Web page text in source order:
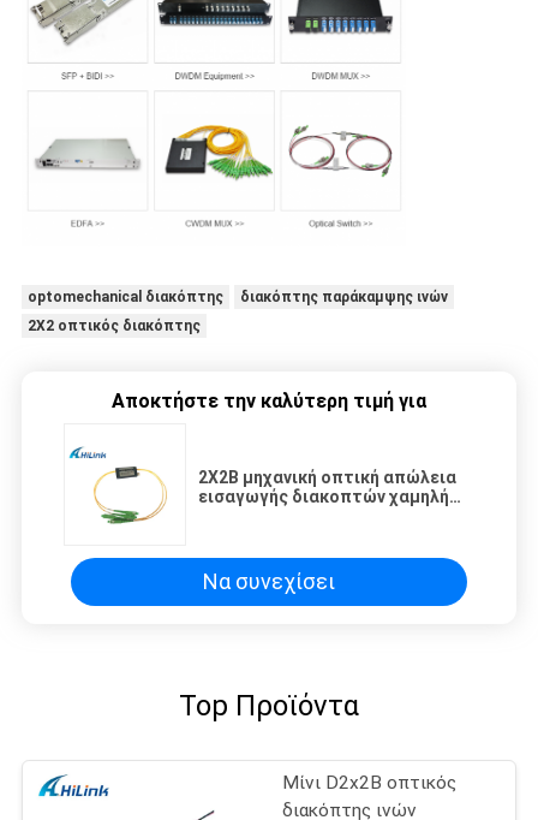
optomechanical διακόπτης
διακόπτης παράκαμψης ινών
2X2 οπτικός διακόπτης
Αποκτήστε την καλύτερη τιμή για
2X2B μηχανική οπτική απώλεια
εισαγωγής διακοπτών χαμηλή
Να συνεχίσει
Top Προϊόντα
Μίνι D2x2B οπτικός
διακόπτης ινών